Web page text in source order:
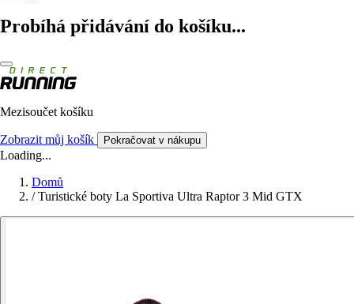
Probíhá přidávání do košíku...
Mezisoučet košíku
Zobrazit můj košík Pokračovat v nákupu
Loading...
Domů
/ Turistické boty La Sportiva Ultra Raptor 3 Mid GTX